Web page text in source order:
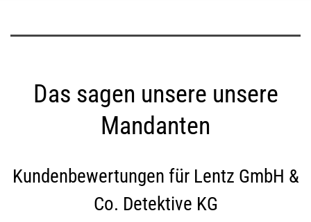
Das sagen unsere unsere
Mandanten
Kundenbewertungen für Lentz GmbH &
Co. Detektive KG